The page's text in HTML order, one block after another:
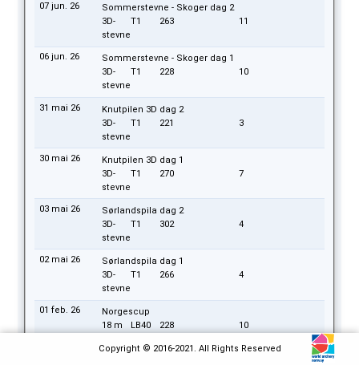
07 jun. 26
Sommerstevne - Skoger dag 2
3D-
stevne
T1 263 11
06 jun. 26
Sommerstevne - Skoger dag 1
3D-
stevne
T1 228 10
31 mai 26
Knutpilen 3D dag 2
3D-
stevne
T1 221 3
30 mai 26
Knutpilen 3D dag 1
3D-
stevne
T1 270 7
03 mai 26
Sørlandspila dag 2
3D-
stevne
T1 302 4
02 mai 26
Sørlandspila dag 1
3D-
stevne
T1 266 4
01 feb. 26
Norgescup
18 m
LB40 228 10
FLIK
Copyright © 2016-2021. All Rights Reserved